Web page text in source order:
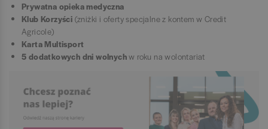
Prywatna opieka medyczna
Klub Korzyści (zniżki i oferty specjalne z kontem w Credit
Agricole)
Karta Multisport
5 dodatkowych dni wolnychw roku na wolontariat